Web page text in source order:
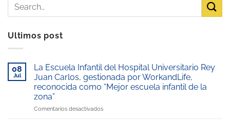
Ultimos post
08
Jul
La Escuela Infantil del Hospital Universitario Rey
Juan Carlos, gestionada por WorkandLife,
reconocida como “Mejor escuela infantil de la
zona”
Comentarios desactivadosen